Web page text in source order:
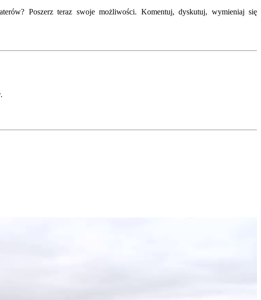
Poszerz teraz swoje możliwości. Komentuj, dyskutuj, wymieniaj się